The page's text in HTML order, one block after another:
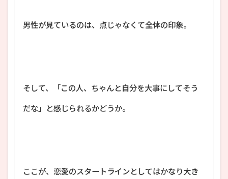
男性が見ているのは、点じゃなくて全体の印象。
そして、「この人、ちゃんと自分を大事にしてそう
だな」と感じられるかどうか。
ここが、恋愛のスタートラインとしてはかなり大き